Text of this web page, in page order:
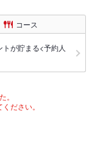
コース
が貯まる<予約人
。
ださい。